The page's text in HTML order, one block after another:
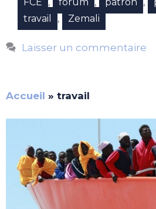
FCE forum patron
travail , Zemali
Laisser un commentaire
Accueil » travail